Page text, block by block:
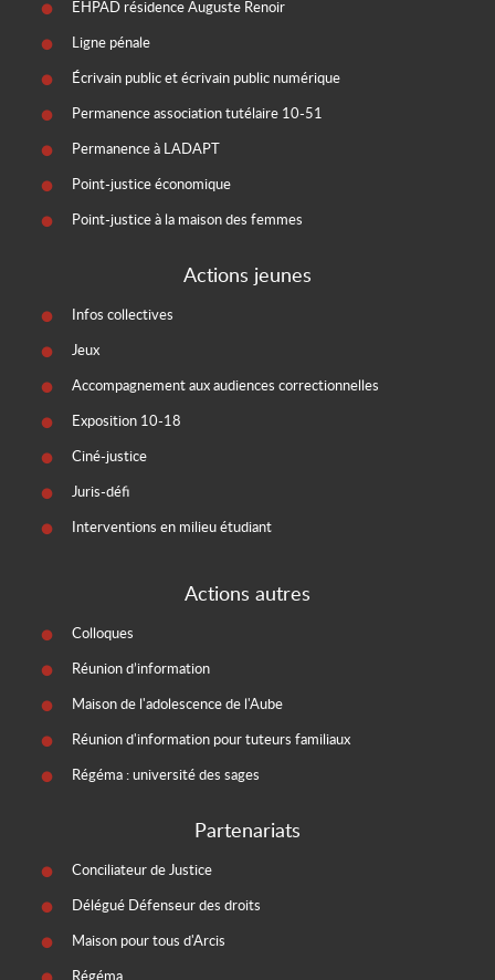
EHPAD résidence Auguste Renoir
Ligne pénale
Écrivain public et écrivain public numérique
Permanence association tutélaire 10-51
Permanence à LADAPT
Point-justice économique
Point-justice à la maison des femmes
Actions jeunes
Infos collectives
Jeux
Accompagnement aux audiences correctionnelles
Exposition 10-18
Ciné-justice
Juris-défi
Interventions en milieu étudiant
Actions autres
Colloques
Réunion d’information
Maison de l'adolescence de l'Aube
Réunion d'information pour tuteurs familiaux
Régéma : université des sages
Partenariats
Conciliateur de Justice
Délégué Défenseur des droits
Maison pour tous d'Arcis
Régéma